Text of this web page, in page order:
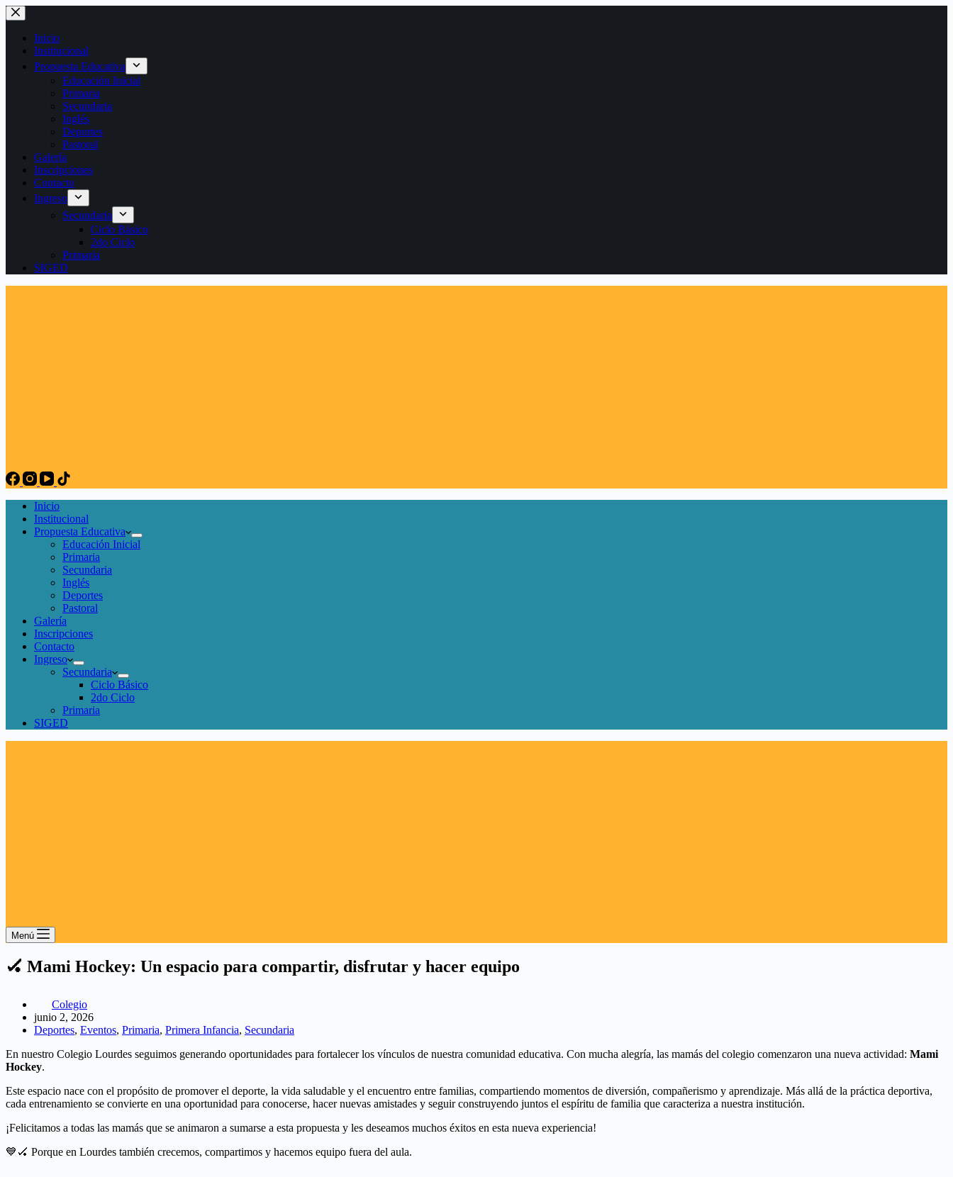
Saltar
al
contenido
Inicio
Institucional
Propuesta Educativa
Educación Inicial
Primaria
Secundaria
Inglés
Deportes
Pastoral
Galería
Inscripciones
Contacto
Ingreso
Secundaria
Ciclo Básico
2do Ciclo
Primaria
SIGED
Inicio
Institucional
Propuesta Educativa
Educación Inicial
Primaria
Secundaria
Inglés
Deportes
Pastoral
Galería
Inscripciones
Contacto
Ingreso
Secundaria
Ciclo Básico
2do Ciclo
Primaria
SIGED
Menú
🏑 Mami Hockey: Un espacio para compartir, disfrutar y hacer equipo
Colegio
junio 2, 2026
Deportes, Eventos, Primaria, Primera Infancia, Secundaria
En nuestro Colegio Lourdes seguimos generando oportunidades para fortalecer los vínculos de nuestra comunidad educativa. Con mucha alegría, las mamás del colegio comenzaron una nueva actividad: Mami
Hockey.
Este espacio nace con el propósito de promover el deporte, la vida saludable y el encuentro entre familias, compartiendo momentos de diversión, compañerismo y aprendizaje. Más allá de la práctica deportiva,
cada entrenamiento se convierte en una oportunidad para conocerse, hacer nuevas amistades y seguir construyendo juntos el espíritu de familia que caracteriza a nuestra institución.
¡Felicitamos a todas las mamás que se animaron a sumarse a esta propuesta y les deseamos muchos éxitos en esta nueva experiencia!
💙🏑 Porque en Lourdes también crecemos, compartimos y hacemos equipo fuera del aula.